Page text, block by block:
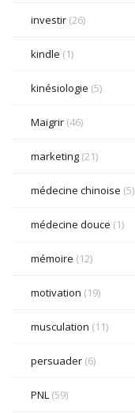
investir (26)
kindle (1)
kinésiologie (5)
Maigrir (46)
marketing (21)
médecine chinoise (5)
médecine douce (1)
mémoire (12)
motivation (19)
musculation (11)
persuader (6)
PNL (59)